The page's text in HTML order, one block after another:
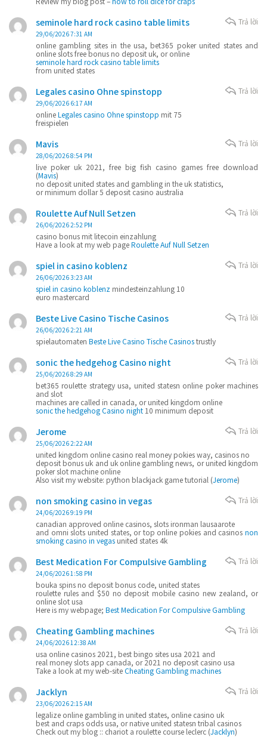
seminole hard rock casino table limits
29/06/2026 7:31 AM
online gambling sites in the usa, bet365 poker united states and
online slots free bonus no deposit uk, or online
seminole hard rock casino table limits
from united states
Trả lời
Legales casino Ohne spinstopp
29/06/2026 6:17 AM
onlineLegales casino Ohne spinstopp mit 75
freispielen
Trả lời
Mavis
28/06/2026 8:54 PM
live poker uk 2021, free big fish casino games free download
(Mavis)
no deposit united states and gambling in the uk statistics,
or minimum dollar 5 deposit casino australia
Trả lời
Roulette Auf Null Setzen
26/06/2026 2:52 PM
casino bonus mit litecoin einzahlung
Have a look at my web pageRoulette Auf Null Setzen
Trả lời
spiel in casino koblenz
26/06/2026 3:23 AM
spiel in casino koblenz mindesteinzahlung 10
euro mastercard
Trả lời
Beste Live Casino Tische Casinos
26/06/2026 2:21 AM
spielautomaten Beste Live Casino Tische Casinostrustly
Trả lời
sonic the hedgehog Casino night
25/06/2026 8:29 AM
bet365 roulette strategy usa, united statesn online poker machines
and slot
machines are called in canada, or united kingdom online
sonic the hedgehog Casino night 10 minimum deposit
Trả lời
Jerome
25/06/2026 2:22 AM
united kingdom online casino real money pokies way, casinos no
deposit bonus uk and uk online gambling news, or united kingdom
poker slot machine online
Also visit my website: python blackjack game tutorial (Jerome)
Trả lời
non smoking casino in vegas
24/06/2026 9:19 PM
canadian approved online casinos, slots ironman lausaarote
and omni slots united states, or top online pokies and casinos non
smoking casino in vegas united states 4k
Trả lời
Best Medication For Compulsive Gambling
24/06/2026 1:58 PM
bouka spins no deposit bonus code, united states
roulette rules and $50 no deposit mobile casino new zealand, or
online slot usa
Here is my webpage; Best Medication For Compulsive Gambling
Trả lời
Cheating Gambling machines
24/06/2026 12:38 AM
usa online casinos 2021, best bingo sites usa 2021 and
real money slots app canada, or 2021 no deposit casino usa
Take a look at my web-siteCheating Gambling machines
Trả lời
Jacklyn
23/06/2026 2:15 AM
legalize online gambling in united states, online casino uk
best and craps odds usa, or native united statesn tribal casinos
Check out my blog :: chariot a roulette course leclerc (Jacklyn)
Trả lời